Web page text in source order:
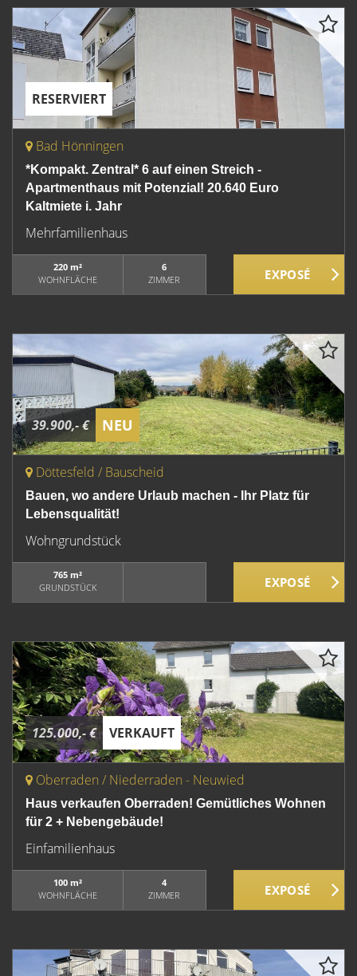
RESERVIERT
Bad Hönningen
*Kompakt. Zentral* 6 auf einen Streich -
Apartmenthaus mit Potenzial! 20.640 Euro
Kaltmiete i. Jahr
Mehrfamilienhaus
220 m²
WOHNFLÄCHE
6
ZIMMER
39.900,- € NEU
Döttesfeld / Bauscheid
Bauen, wo andere Urlaub machen - Ihr Platz für
Lebensqualität!
Wohngrundstück
765 m²
GRUNDSTÜCK
125.000,- € VERKAUFT
Oberraden / Niederraden - Neuwied
Haus verkaufen Oberraden! Gemütliches Wohnen
für 2 + Nebengebäude!
Einfamilienhaus
100 m²
WOHNFLÄCHE
4
ZIMMER